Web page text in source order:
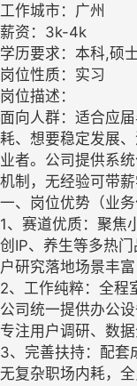
工作城市：广州
薪资：3k-4k
学历要求：本科,硕
岗位性质：实习
岗位描述：
面向人群：适合应
耗、想要稳定发展
业者。公司提供系
机制，无经验可带
一、岗位优势（业务
1、赛道优质：聚焦
创IP、养生等多热
户研究落地场景丰
2、工作纯粹：全程
公司统一提供办公
专注用户调研、数
3、完善扶持：配套
无复杂职场内耗，